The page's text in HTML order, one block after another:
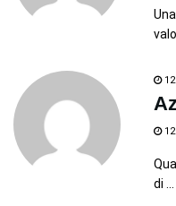
12
12
di ...